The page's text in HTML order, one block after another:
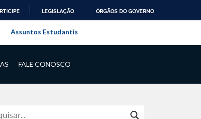
LEGISLAÇÃO ÓRGÃOS DO GOVERNO
Rio de Janeiro
Assuntos Estudantis
FALE CONOSCO